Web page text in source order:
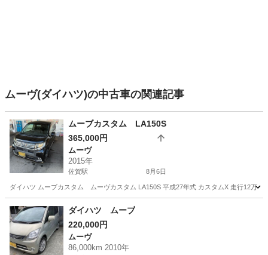
ムーヴ(ダイハツ)の中古車の関連記事
ムーブカスタム LA150S
365,000円
ムーヴ
2015年
佐賀駅 8月6日
ダイハツ ムーブカスタム ムーヴカスタム LA150S 平成27年式 カスタムX 走行12万
佐賀 佐賀市 佐賀駅 ムーヴ
ダイハツ ムーブ
220,000円
ムーヴ
86,000km 2010年